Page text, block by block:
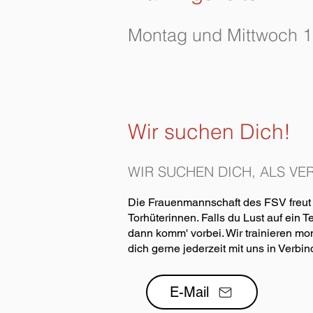
Montag und Mittwoch
Wir suchen Dich!
WIR SUCHEN DICH, ALS
Die Frauenmannschaft des FSV
Torhüterinnen. Falls du Lust auf ein
dann komm' vorbei. Wir trainieren
dich gerne jederzeit mit uns in
E-Mail